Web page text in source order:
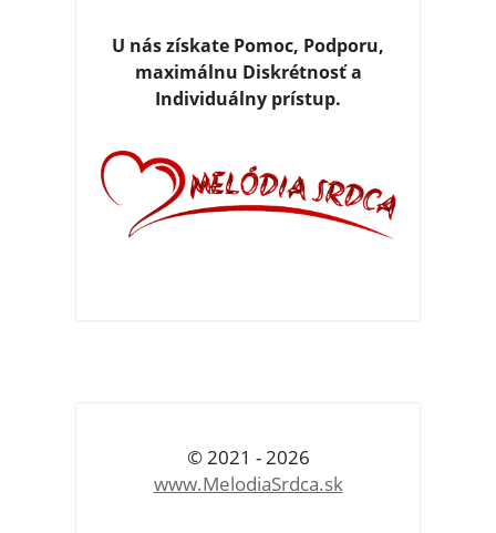
U nás získate Pomoc, Podporu,
maximálnu Diskrétnosť a
Individuálny prístup.
© 2021 - 2026
www.MelodiaSrdca.sk